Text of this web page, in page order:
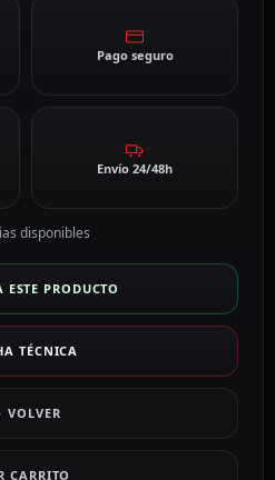
Pago seguro
Envío 24/48h
disponibles
ESTE PRODUCTO
TÉCNICA
VOLVER
CARRITO